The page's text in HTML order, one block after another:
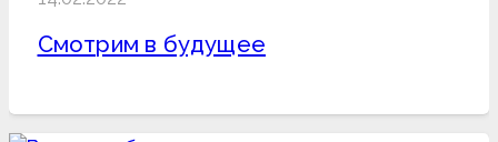
Смотрим в будущее